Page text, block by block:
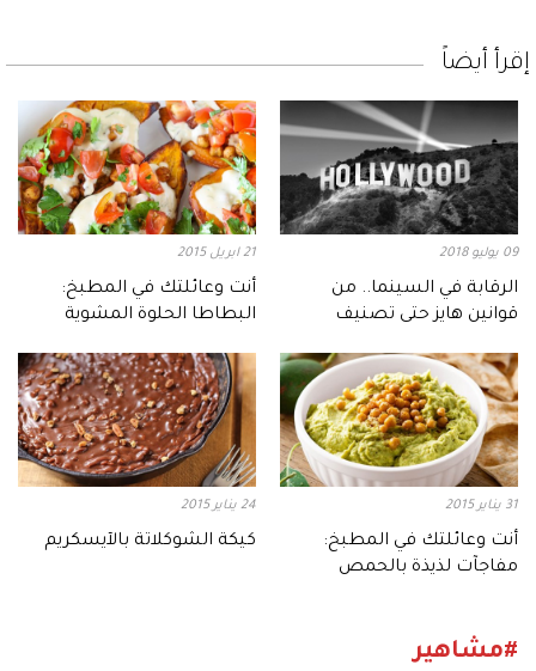
إقرأ أيضاً
09 يوليو 2018
الرقابة في السينما.. من
قوانين هايز حتى تصنيف
21 ابريل 2015
أنت وعائلتك في المطبخ:
البطاطا الحلوة المشوية
31 يناير 2015
أنت وعائلتك في المطبخ:
مفاجآت لذيذة بالحمص
24 يناير 2015
كيكة الشوكلاتة بالآيسكريم
#مشاهير